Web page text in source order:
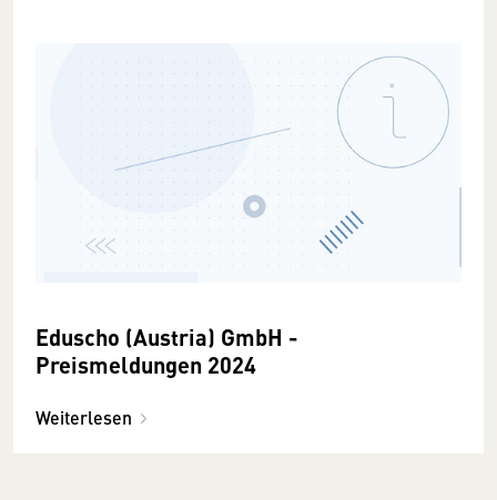
Eduscho (Austria) GmbH -
Preismeldungen 2024
Weiterlesen